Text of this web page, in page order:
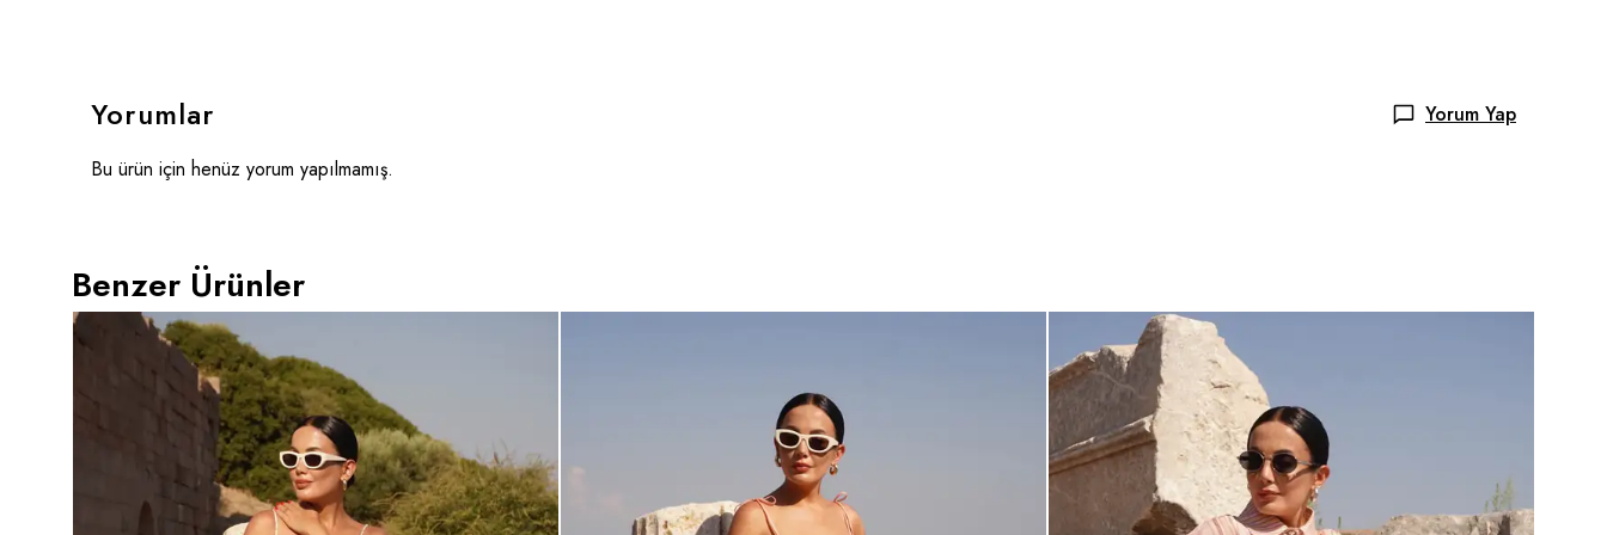
Yorumlar
Yorum Yap
Bu ürün için henüz yorum yapılmamış.
Benzer Ürünler